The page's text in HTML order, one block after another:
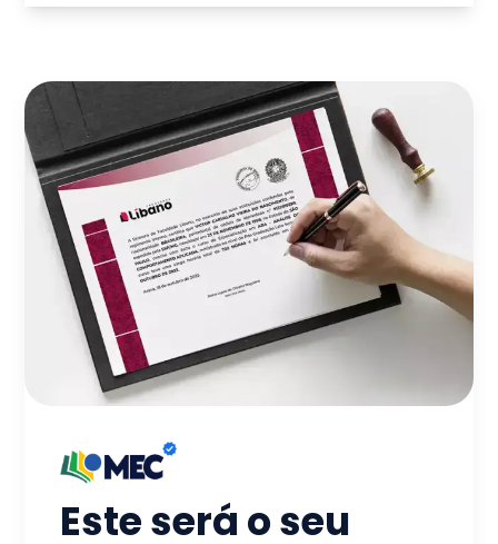
Este será o seu